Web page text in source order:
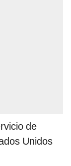
de
Unidos